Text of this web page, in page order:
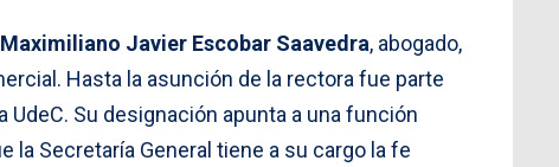
Maximiliano Javier Escobar Saavedra, abogado,
Hasta la asunción de la rectora fue parte
UdeC. Su designación apunta a una función
la Secretaría General tiene a su cargo la fe